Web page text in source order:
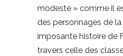
modeste » comme il
des personnages de
imposante histoire de
travers celle des